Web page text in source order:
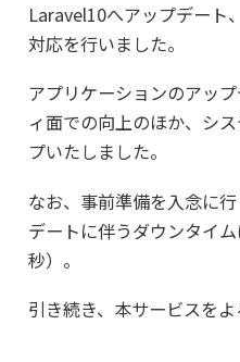
Laravel10へアップデート
対応を行いました。
アプリケーションのアッ
ィ面での向上のほか、シ
プいたしました。
なお、事前準備を入念に
デートに伴うダウンタイ
秒）。
引き続き、本サービスをよ